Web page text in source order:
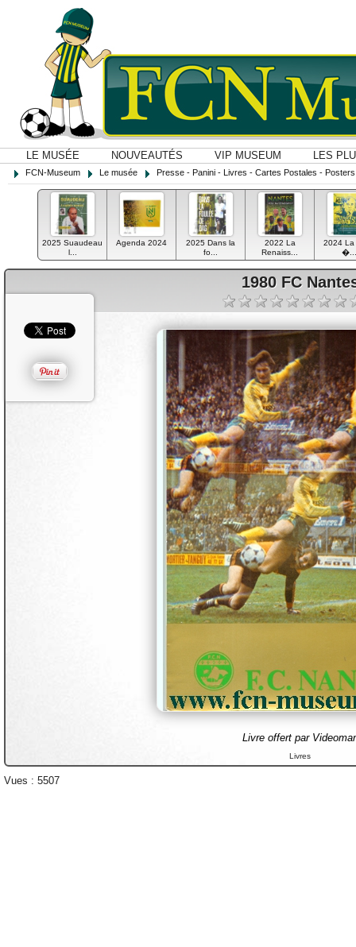
LE MUSÉE NOUVEAUTÉS VIP MUSEUM LES
FCN-Museum Le musée Presse - Panini - Livres - Cartes Postales -
2025 Suaudeau
l...
Agenda 2024
2025 Dans la
fo...
2022 La
Renaiss...
2024 La
�...
1980 FC
Livre offert par
Livres
Vues : 5507